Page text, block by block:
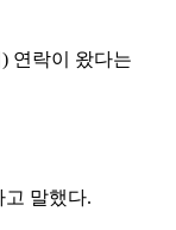
연락이 왔다는
말했다.